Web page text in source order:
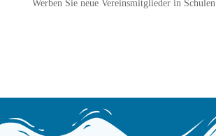
Werben Sie neue Vereinsmitglieder in Schulen